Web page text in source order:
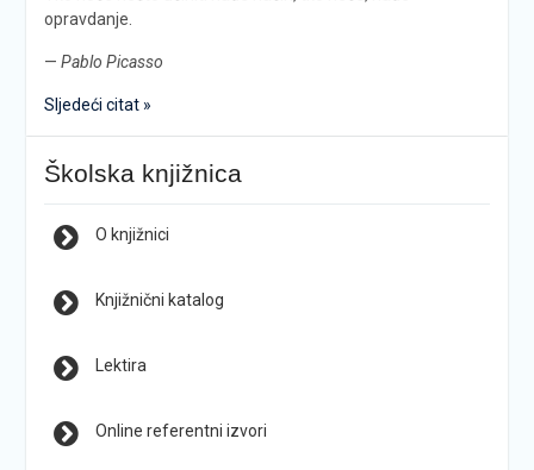
opravdanje.
— Pablo Picasso
Sljedeći citat »
Školska knjižnica
O knjižnici
Knjižnični katalog
Lektira
Online referentni izvori